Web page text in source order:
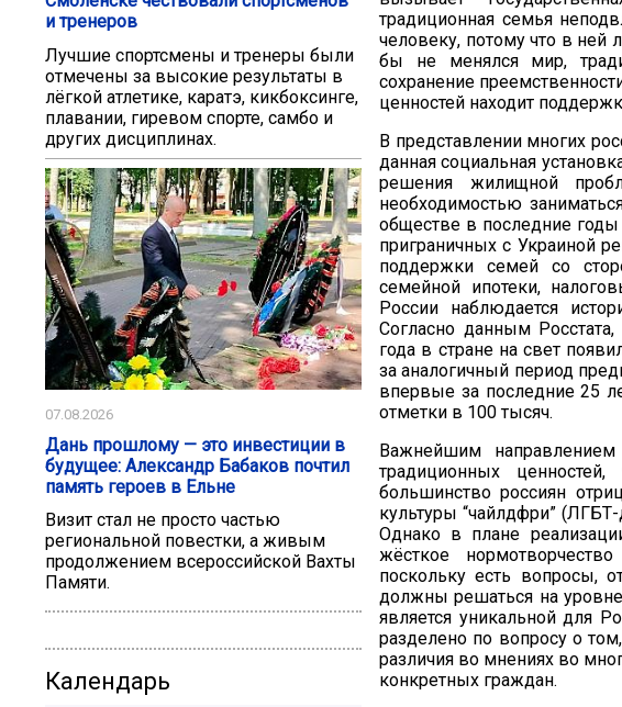
и тренеров
Лучшие спортсмены и тренеры были
отмечены за высокие результаты в
лёгкой атлетике, каратэ, кикбоксинге,
плавании, гиревом спорте, самбо и
других дисциплинах.
07.08.2026
Дань прошлому — это инвестиции в
будущее: Александр Бабаков почтил
память героев в Ельне
Визит стал не просто частью
региональной повестки, а живым
продолжением всероссийской Вахты
Памяти.
Календарь
традиционная семья
человеку, потому что в ней
бы не менялся мир,
сохранение
ценностей находит
В представлении многих
данная социальная
решения жилищной
необходимостью
обществе в последние годы
приграничных с Украиной
поддержки семей со
семейной ипотеки,
России наблюдается
Согласно данным
года в стране на свет
за аналогичный период
впервые за последние 25
отметки в 100 тысяч.
Важнейшим направлением
традиционных
большинство россиян
культуры “чайлдфри”
Однако в плане
жёсткое
поскольку есть вопросы,
должны решаться на
является уникальной для
разделено по вопросу о
различия во мнениях во
конкретных граждан.